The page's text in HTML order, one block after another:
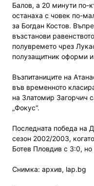
Балов, а 20 минути по-
останаха с човек по-
за Богдан Костов.
възстанови
полувремето чрез
полузащитник оформи и
Възпитаниците на
във временното
на Златомир Загорчич
„Фокус“.
Последната победа на
сезон 2002/2003,
Ботев Пловдив с 3:0, но
Снимка: архив, lap.bg